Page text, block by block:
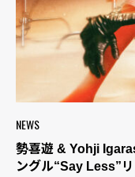
NEWS
勢喜遊 & Yohji
ングル“Say Less”